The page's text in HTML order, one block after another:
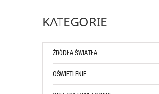
KATEGORIE
ŹRÓDŁA ŚWIATŁA
OŚWIETLENIE